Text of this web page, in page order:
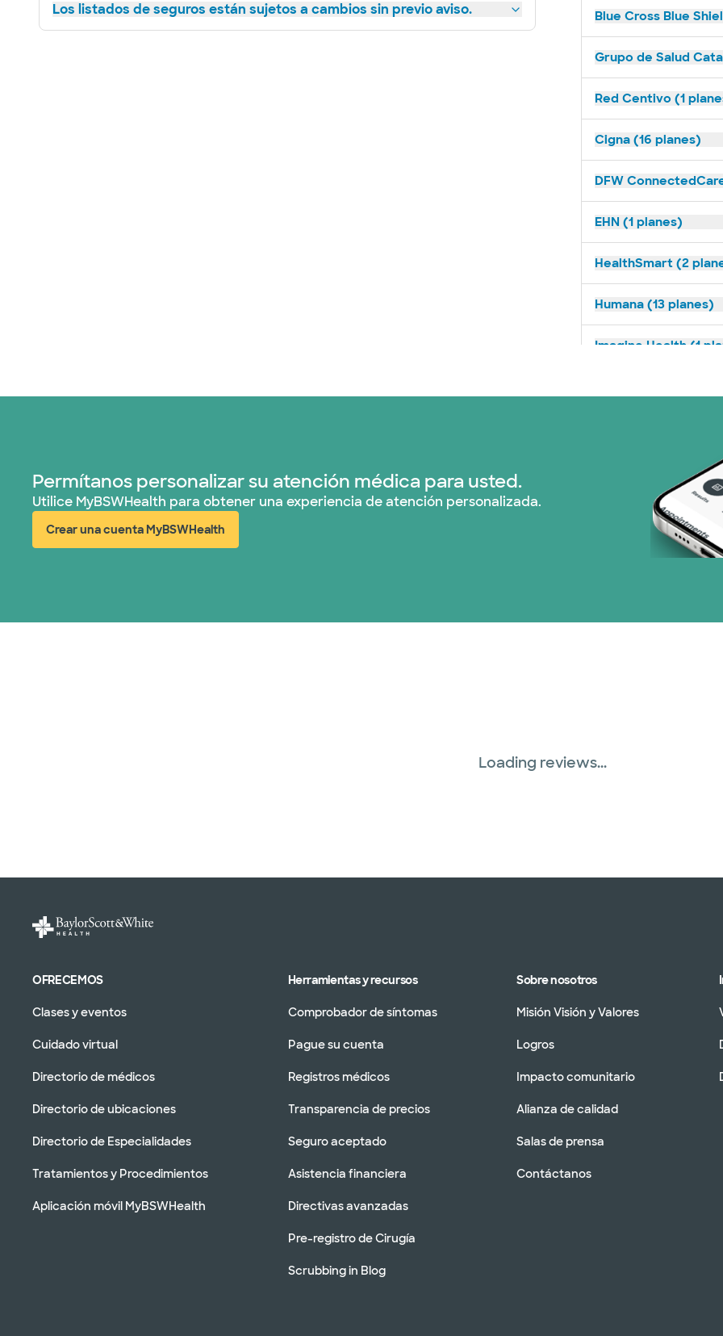
Los listados de seguros están sujetos a cambios sin previo aviso. Blue Cross Blue
Grupo de Salud
Red Centivo (1
Cigna (16 planes)
DFW
EHN (1 planes)
HealthSmart (2
Humana (13 planes)
Imagine Health (1
Medicare (1 planes)
Nebraska Furniture
Red PHCS (1 planes)
United HealthCare
Permítanos personalizar su atención médica para usted.
Utilice MyBSWHealth para obtener una experiencia de atención personalizada.
Crear una cuenta MyBSWHealth
(abre en ventana nueva)
Loading reviews...
OFRECEMOS
Clases y eventos
Cuidado virtual
Directorio de médicos
Directorio de ubicaciones
Directorio de Especialidades
Tratamientos y Procedimientos
Aplicación móvil MyBSWHealth
Herramientas y recursos
Comprobador de síntomas
Pague su cuenta
Registros médicos
Transparencia de precios
Seguro aceptado
Asistencia financiera
Directivas avanzadas
Pre-registro de Cirugía
Scrubbing in Blog
Sobre nosotros
Misión Visión y Valores
Logros
Impacto comunitario
Alianza de calidad
Salas de prensa
Contáctanos